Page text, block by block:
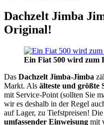
Dachzelt Jimba
Original!
Ein Fiat 500 wird zum
Das Dachzelt Jimba-Jimba
Markt. Als älteste und größte
mit Service-Point (sollten Sie
wir es deshalb in der Regel
auf Lager, zu Tiefstpreisen! Die
umfassender Einweisung mit